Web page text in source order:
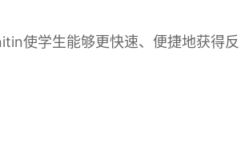
使学生能够更快速、便捷地获得反